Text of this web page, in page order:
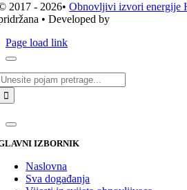
2017 - 2026•Obnovljivi izvori energije
• Developed by
Page load link
IZBORNIK
Naslovna
Sva događanja